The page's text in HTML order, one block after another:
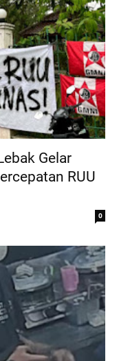
Gelar
RUU
0